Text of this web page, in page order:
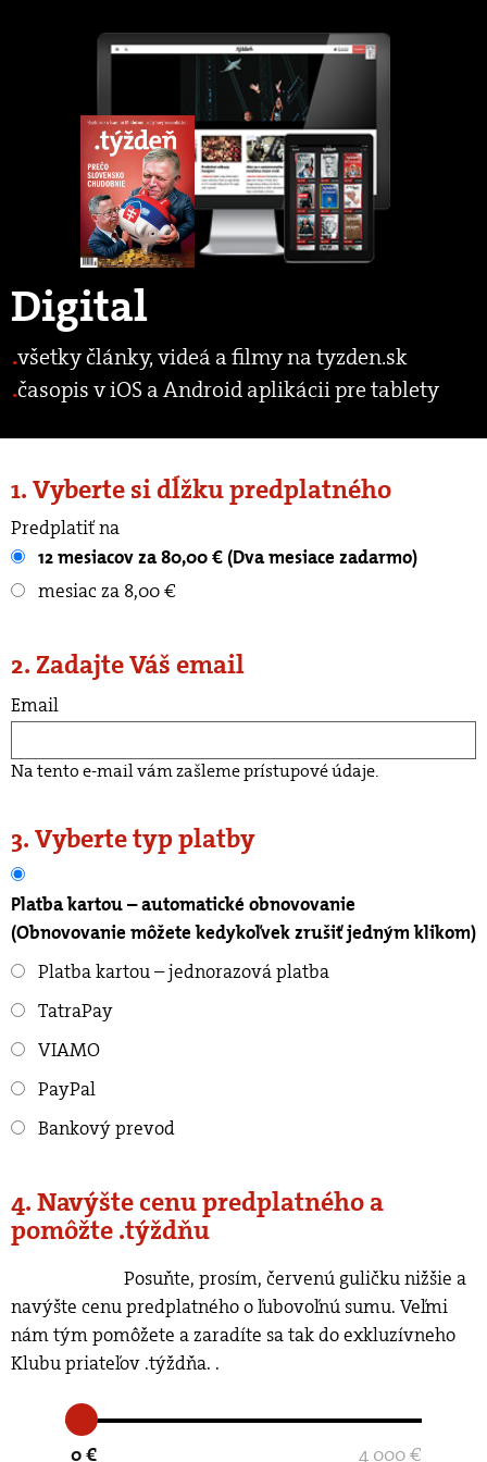
Digital
všetky články, videá a filmy na tyzden.sk
časopis v iOS a Android aplikácii pre tablety
1. Vyberte si dĺžku predplatného
Predplatiť na
12 mesiacov za 80,00 € (Dva mesiace zadarmo)
mesiac za 8,00 €
2. Zadajte Váš email
Email
Na tento e-mail vám zašleme prístupové údaje.
3. Vyberte typ platby
Platba kartou – automatické obnovovanie
(Obnovovanie môžete kedykoľvek zrušiť jedným klikom)
Platba kartou – jednorazová platba
TatraPay
VIAMO
PayPal
Bankový prevod
4. Navýšte cenu predplatného a
pomôžte .týždňu
navýšte cenu predplatného o ľubovoľnú sumu. Veľmi
nám tým pomôžete a zaradíte sa tak do exkluzívneho
Klubu priateľov .týždňa. .
0 € 4 000 €